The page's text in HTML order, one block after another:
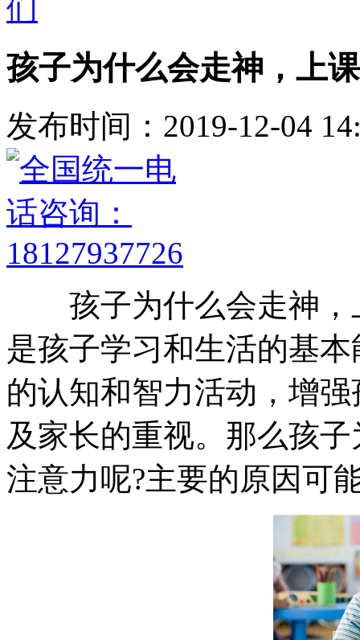
孩子为什么会走神，上
发布时间：2019-12-04
孩子为什么会走神，
是孩子学习和生活的基
的认知和智力活动，增
及家长的重视。那么孩
注意力呢?主要的原因可